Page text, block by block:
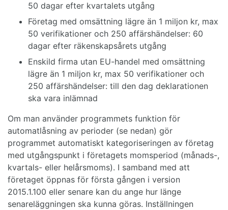
50 dagar efter kvartalets utgång
Företag med omsättning lägre än 1 miljon kr, max
50 verifikationer och 250 affärshändelser: 60
dagar efter räkenskapsårets utgång
Enskild firma utan EU-handel med omsättning
lägre än 1 miljon kr, max 50 verifikationer och
250 affärshändelser: till den dag deklarationen
ska vara inlämnad
Om man använder programmets funktion för
automatlåsning av perioder (se nedan) gör
programmet automatiskt kategoriseringen av företag
med utgångspunkt i företagets momsperiod (månads-,
kvartals- eller helårsmoms). I samband med att
företaget öppnas för första gången i version
2015.1.100 eller senare kan du ange hur länge
senareläggningen ska kunna göras. Inställningen